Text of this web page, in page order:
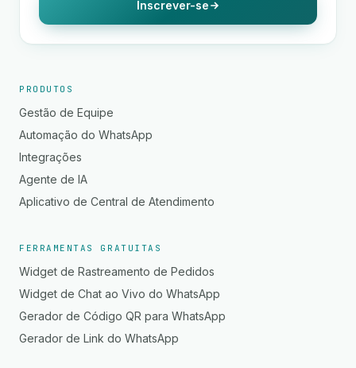
Inscrever-se
PRODUTOS
Gestão de Equipe
Automação do WhatsApp
Integrações
Agente de IA
Aplicativo de Central de Atendimento
FERRAMENTAS GRATUITAS
Widget de Rastreamento de Pedidos
Widget de Chat ao Vivo do WhatsApp
Gerador de Código QR para WhatsApp
Gerador de Link do WhatsApp